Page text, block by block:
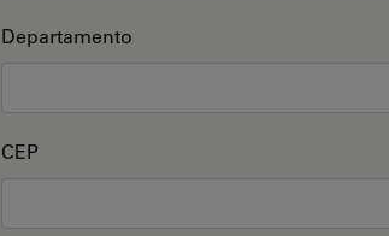
Departamento
CEP